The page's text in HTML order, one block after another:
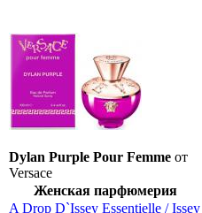
Dylan Purple Pour Femme от
Versace
Женская парфюмерия
A Drop D`Issey Essentielle / Issey